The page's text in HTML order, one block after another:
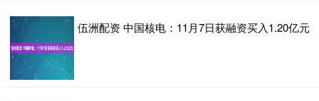
伍洲配资 中国核电：11月7日获融资买入1.20亿元